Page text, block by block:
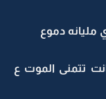
دموع
تتمنى الموت ع